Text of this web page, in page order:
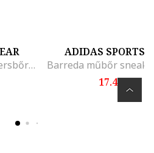
Barreda bőrsneaker nyersbőr részletekkel, Fehér/Fekete
ADIDAS
17.499 Ft